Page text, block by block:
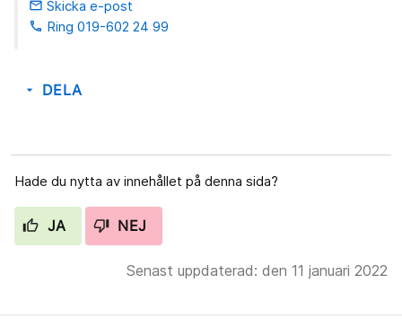
email Skicka e-post
phone Ring 019-602 24 99
arrow_drop_down DELA
Hade du nytta av innehållet på denna sida?
JA NEJ
Senast uppdaterad: den 11 januari 2022